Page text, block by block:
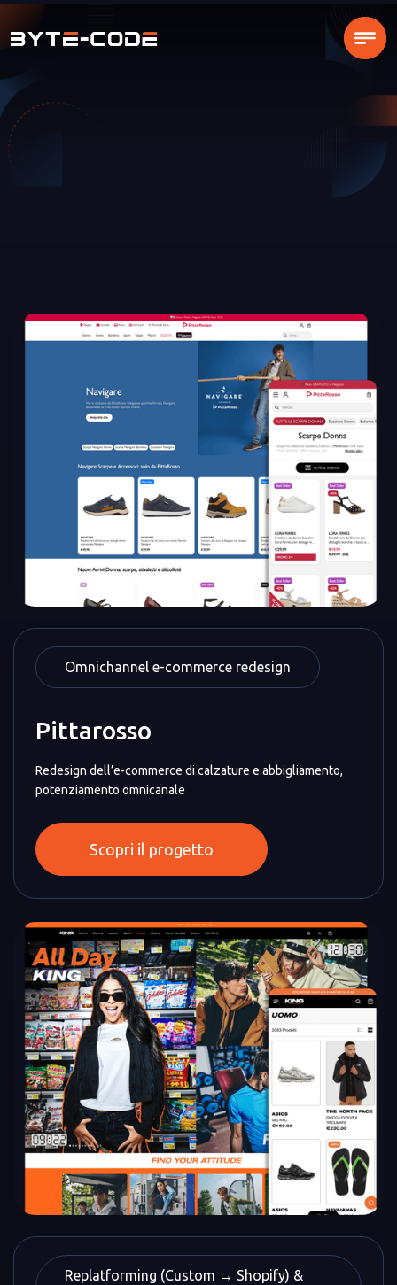
Omnichannel e-commerce redesign
Pittarosso
Redesign dell’e-commerce di calzature e abbigliamento,
potenziamento omnicanale
Scopri il progetto
Replatforming (Custom → Shopify) &